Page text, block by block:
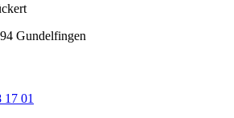
Gundelfingen
17 01